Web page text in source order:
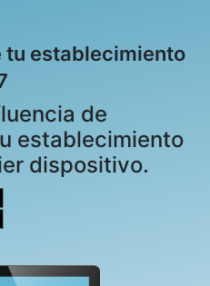
tu establecimiento
de
establecimiento
dispositivo.